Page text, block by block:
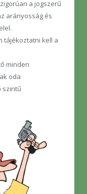
a jogszerű
arányosság és
tájékoztatni kell a
minden
oda
szintű